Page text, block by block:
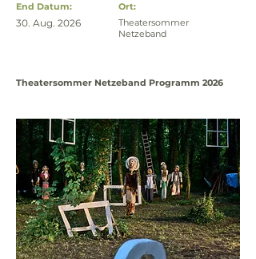
End Datum:
30. Aug. 2026
Ort:
Theatersommer
Netzeband
Theatersommer Netzeband Programm 2026